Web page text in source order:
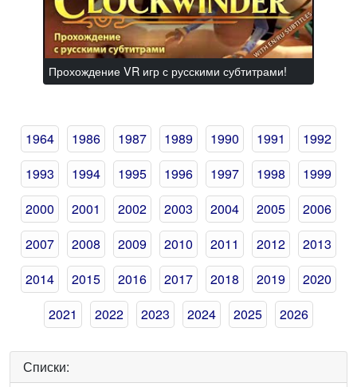
Прохождение VR игр с русскими субтитрами!
1964 1986 1987 1989 1990 1991
1992
1993
1994 1995 1996 1997 1998
1999
2000
2001 2002 2003 2004 2005
2006
2007
2008 2009 2010 2011 2012
2013
2014
2015 2016 2017 2018 2019
2020
2021
2022 2023 2024 2025 2026
Списки: